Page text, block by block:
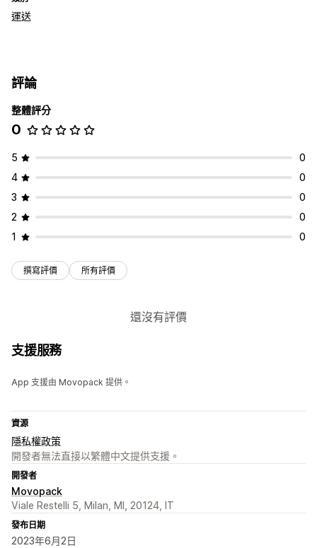
運送
評論
整體評分
0
5
0
4
0
3
0
2
0
1
0
撰寫評價 所有評價
還沒有評價
支援服務
App 支援由 Movopack 提供。
資源
隱私權政策
開發者無法直接以繁體中文提供支援。
開發者
Movopack
Viale Restelli 5, Milan, MI, 20124, IT
發布日期
2023年6月2日